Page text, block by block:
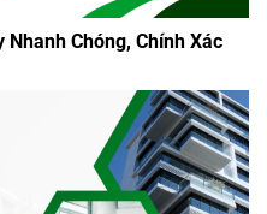
Nhanh Chóng, Chính Xác